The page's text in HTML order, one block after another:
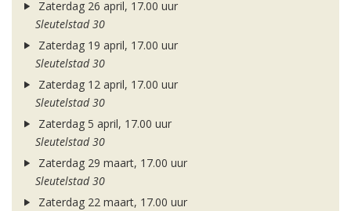
Zaterdag 26 april, 17.00 uur
Sleutelstad 30
Zaterdag 19 april, 17.00 uur
Sleutelstad 30
Zaterdag 12 april, 17.00 uur
Sleutelstad 30
Zaterdag 5 april, 17.00 uur
Sleutelstad 30
Zaterdag 29 maart, 17.00 uur
Sleutelstad 30
Zaterdag 22 maart, 17.00 uur